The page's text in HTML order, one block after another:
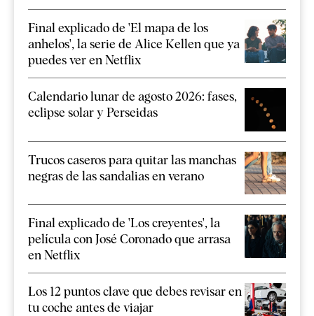
Final explicado de 'El mapa de los
anhelos', la serie de Alice Kellen que ya
puedes ver en Netflix
Calendario lunar de agosto 2026: fases,
eclipse solar y Perseidas
Trucos caseros para quitar las manchas
negras de las sandalias en verano
Final explicado de 'Los creyentes', la
película con José Coronado que arrasa
en Netflix
Los 12 puntos clave que debes revisar en
tu coche antes de viajar